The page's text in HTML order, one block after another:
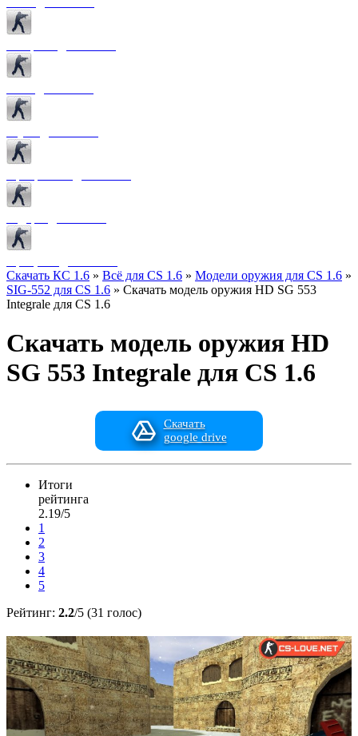
Скачать КС 1.6 » Всё для CS 1.6 » Модели оружия для CS 1.6 »
SIG-552 для CS 1.6 » Скачать модель оружия HD SG 553
Integrale для CS 1.6
Скачать модель оружия HD
SG 553 Integrale для CS 1.6
Скачать
google drive
Итоги
рейтинга
2.19/5
1
2
3
4
5
Рейтинг: 2.2/5 (31 голос)